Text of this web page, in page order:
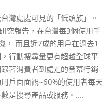
灣處處可見的「低頭族」。
究報告，在台灣每3個使用手
， 而且近7成的用戶在過去1
行動搜尋量更有超越全球平
著消費者到處走的螢幕行銷
戶面面觀~60%的使用者每天
是搜尋產品或服務。....